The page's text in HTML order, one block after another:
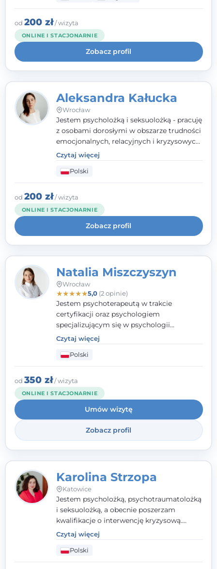
polskim i angielskim, w podejściu
humanistycznym, opartym na
partnerstwie i podmiotowości klienta.
od 200 zł/ wizyta
ONLINE I STACJONARNIE
Zobacz profil
Aleksandra Kałucka
Wrocław
Jestem psycholożką i seksuolożką - pracuję
z osobami dorosłymi w obszarze trudności
emocjonalnych, relacyjnych i kryzysowych,
w tym z osobami po doświadczeniach
przemocy. Ukończyłam psychologię
kliniczną oraz studia podyplomowe z
interwencji kryzysowej i seksuologii
klinicznej na SWPS we Wrocławiu. W pracy
kieruję się empatią, etyką zawodową i
uważnością na potrzeby klienta.
Czytaj więcej
Polski
od 200 zł/ wizyta
ONLINE I STACJONARNIE
Zobacz profil
Natalia Miszczyszyn
Wrocław
★★★★★5,0(2 opinie)
Jestem psychoterapeutą w trakcie
certyfikacji oraz psychologiem
specjalizującym się w psychologii
klinicznej. Ukończyłam również studia
podyplomowe z Praktycznej Diagnozy
Psychologicznej. Aktywnie uczestniczę w
działalności Polskiego Towarzystwa
Psychiatrycznego oraz Polskiego
Towarzystwa Psychologicznego, a także
jestem członkiem nadzwyczajnym
Wielkopolskiego Towarzystwa Terapii
Systemowej.
Czytaj więcej
Polski
od 350 zł/ wizyta
ONLINE I STACJONARNIE
Umów wizytę
Zobacz profil
Karolina Strzopa
Katowice
Jestem psycholożką, psychotraumatolożką
i seksuolożką, a obecnie poszerzam
kwalifikacje o interwencję kryzysową.
Pracuję w nurcie terapii trzeciej fali, łącząc
metody o potwierdzonej skuteczności.
Towarzyszę młodzieży, dorosłym i parom w
radzeniu sobie z bolesnymi
Czytaj więcej
Polski